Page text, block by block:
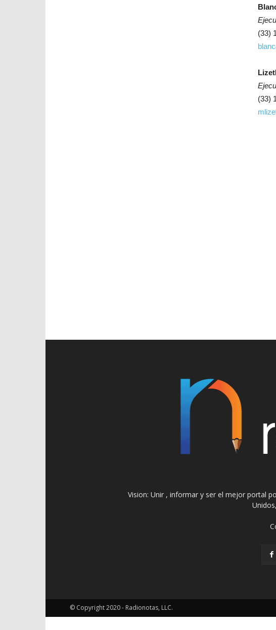
(33)
(33)
Vision: Unir , informar y ser el mejor portal
© Copyright 2020 - Radionotas, LLC.